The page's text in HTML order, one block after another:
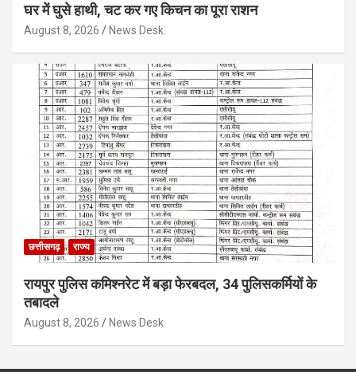
घर में घुसे हाथी, चट कर गए किचन का पूरा राशन
August 8, 2026 News Desk
छत्तीसगढ़ राज्य
रायपुर पुलिस कमिश्नरेट में बड़ा फेरबदल, 34 पुलिसकर्मियों के
तबादले
August 8, 2026 News Desk